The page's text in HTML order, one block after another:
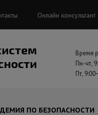
Онлайн консультант
Время
Пн-чт,
Пт,
ПО БЕЗОПАСНОСТИ